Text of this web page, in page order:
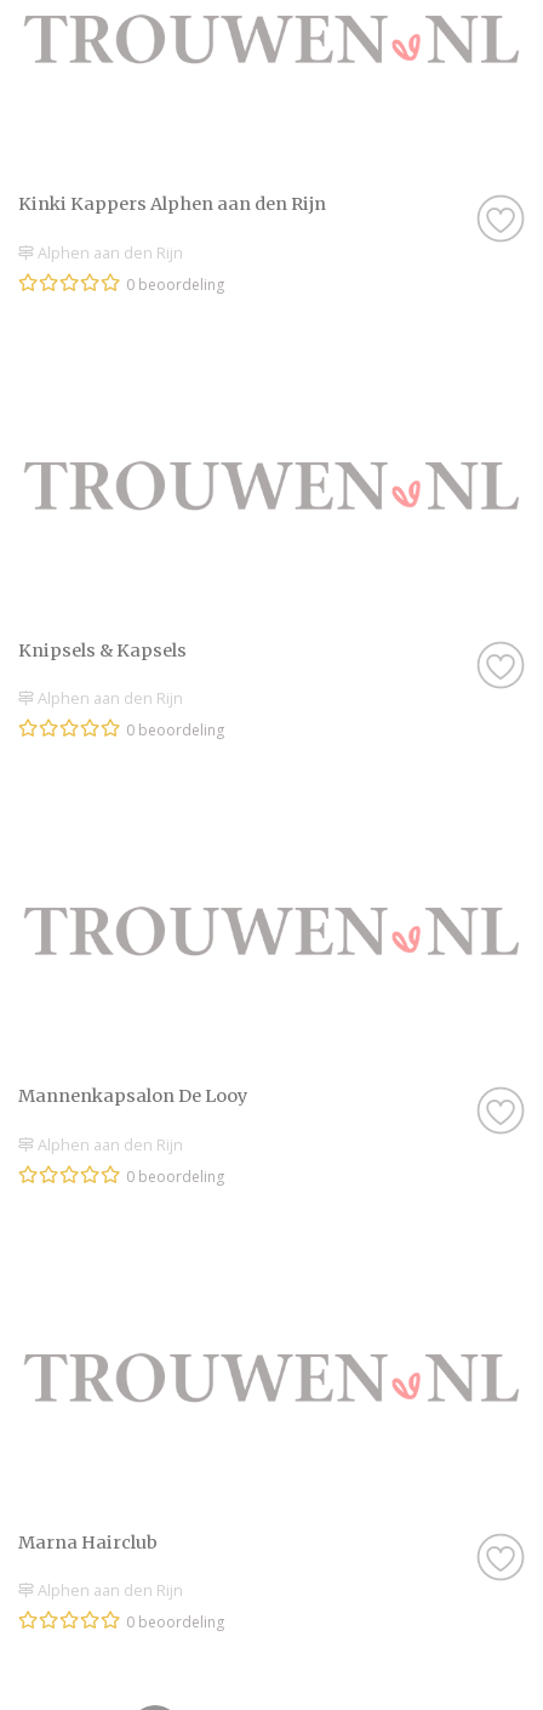
Kinki Kappers Alphen aan den Rijn
Alphen aan den Rijn
0 beoordeling
Knipsels & Kapsels
Alphen aan den Rijn
0 beoordeling
Mannenkapsalon De Looy
Alphen aan den Rijn
0 beoordeling
Marna Hairclub
Alphen aan den Rijn
0 beoordeling